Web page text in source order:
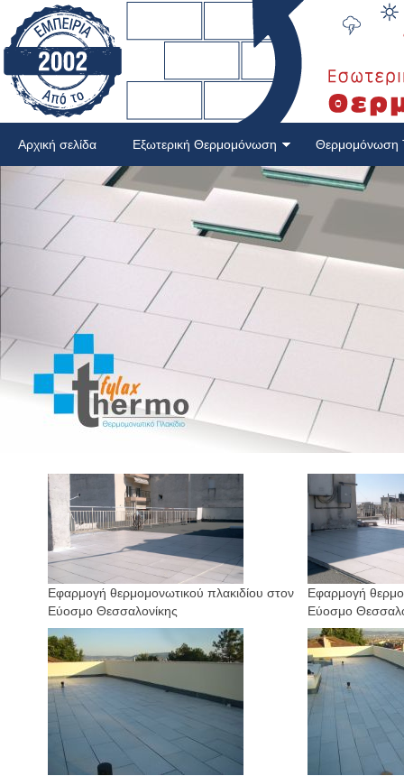
Αρχική σελίδα Εξωτερική Θερμομόνωση Θερμομόνωση
Εφαρμογή θερμομονωτικού πλακιδίου στον
Εύοσμο Θεσσαλονίκης
Εφαρμογή
Εύοσμο